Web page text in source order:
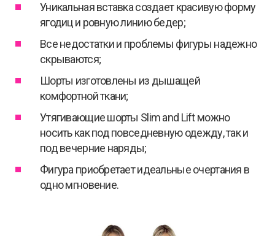
Уникальная вставка создает красивую форму
ягодиц и ровную линию бедер;
Все недостатки и проблемы фигуры надежно
скрываются;
Шорты изготовлены из дышащей
комфортной ткани;
Утягивающие шорты Slim and Lift можно
носить как под повседневную одежду, так и
под вечерние наряды;
Фигура приобретает идеальные очертания в
одно мгновение.